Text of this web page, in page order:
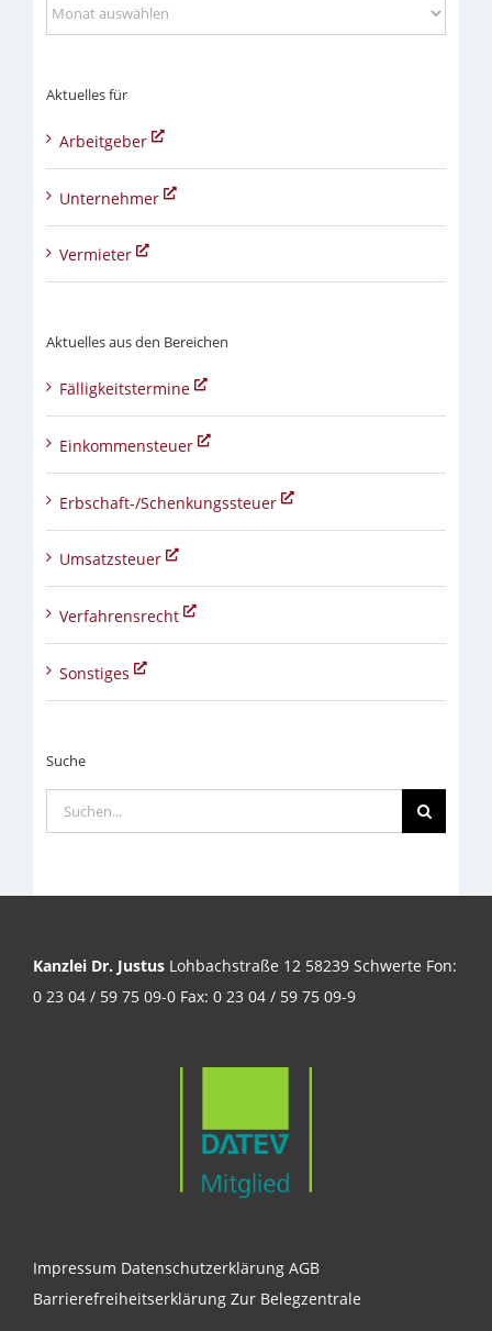
Aktuelles
aus
Aktuelles für
Arbeitgeber
Unternehmer
Vermieter
Aktuelles aus den Bereichen
Fälligkeitstermine
Einkommensteuer
Erbschaft-/Schenkungssteuer
Umsatzsteuer
Verfahrensrecht
Sonstiges
Suche
Suche
nach:
Kanzlei Dr. Justus Lohbachstraße 12 58239 Schwerte Fon:
0 23 04 / 59 75 09-0 Fax: 0 23 04 / 59 75 09-9
Impressum Datenschutzerklärung AGB
Barrierefreiheitserklärung Zur Belegzentrale